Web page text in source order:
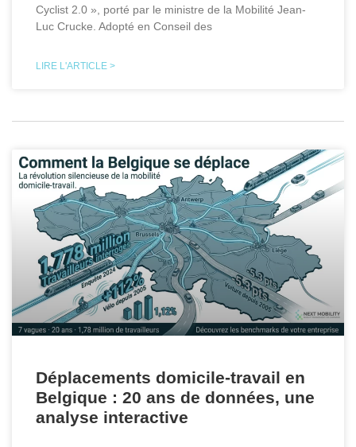
Cyclist 2.0 », porté par le ministre de la Mobilité Jean-
Luc Crucke. Adopté en Conseil des
LIRE L'ARTICLE >
Déplacements domicile-travail en
Belgique : 20 ans de données, une
analyse interactive